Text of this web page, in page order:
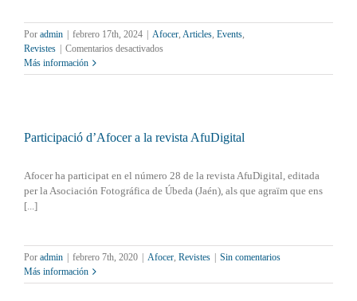
Por admin | febrero 17th, 2024 | Afocer, Articles, Events,
Revistes | Comentarios desactivadosen
TOT
Más información
Participació d’Afocer a la revista AfuDigital
Afocer ha participat en el número 28 de la revista AfuDigital, editada
per la Asociación Fotográfica de Úbeda (Jaén), als que agraïm que ens
[...]
Por admin | febrero 7th, 2020 | Afocer, Revistes | Sin comentarios
Más información